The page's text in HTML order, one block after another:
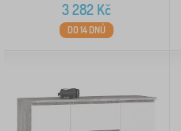
kombinovaný
zobrazit
více >
3 282 Kč
DO 14 DNŮ